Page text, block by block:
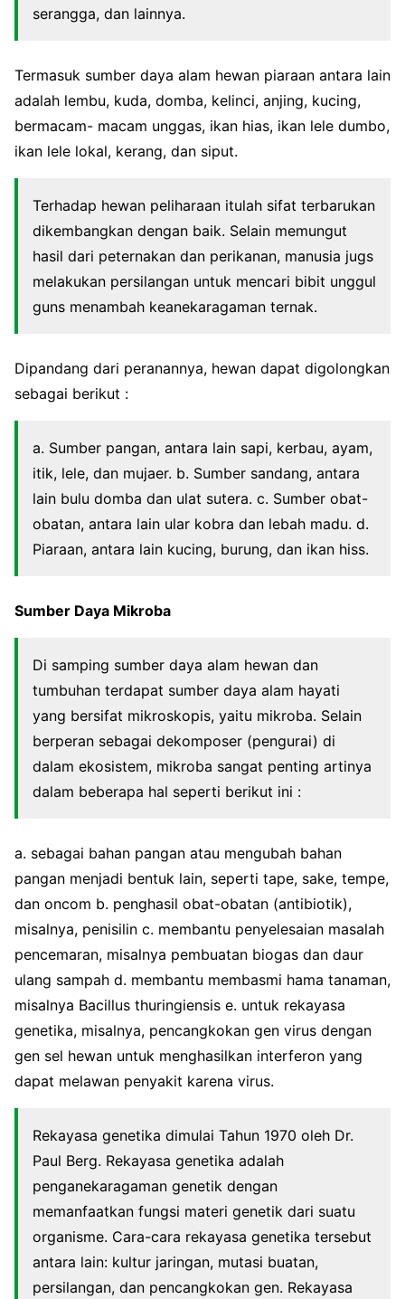
serangga, dan lainnya.
Termasuk sumber daya alam hewan piaraan antara lain
adalah lembu, kuda, domba, kelinci, anjing, kucing,
bermacam- macam unggas, ikan hias, ikan lele dumbo,
ikan lele lokal, kerang, dan siput.
Terhadap hewan peliharaan itulah sifat terbarukan
dikembangkan dengan baik. Selain memungut
hasil dari peternakan dan perikanan, manusia jugs
melakukan persilangan untuk mencari bibit unggul
guns menambah keanekaragaman ternak.
Dipandang dari peranannya, hewan dapat digolongkan
sebagai berikut :
a. Sumber pangan, antara lain sapi, kerbau, ayam,
itik, lele, dan mujaer. b. Sumber sandang, antara
lain bulu domba dan ulat sutera. c. Sumber obat-
obatan, antara lain ular kobra dan lebah madu. d.
Piaraan, antara lain kucing, burung, dan ikan hiss.
Sumber Daya Mikroba
Di samping sumber daya alam hewan dan
tumbuhan terdapat sumber daya alam hayati
yang bersifat mikroskopis, yaitu mikroba. Selain
berperan sebagai dekomposer (pengurai) di
dalam ekosistem, mikroba sangat penting artinya
dalam beberapa hal seperti berikut ini :
a. sebagai bahan pangan atau mengubah bahan
pangan menjadi bentuk lain, seperti tape, sake, tempe,
dan oncom b. penghasil obat-obatan (antibiotik),
misalnya, penisilin c. membantu penyelesaian masalah
pencemaran, misalnya pembuatan biogas dan daur
ulang sampah d. membantu membasmi hama tanaman,
misalnya Bacillus thuringiensis e. untuk rekayasa
genetika, misalnya, pencangkokan gen virus dengan
gen sel hewan untuk menghasilkan interferon yang
dapat melawan penyakit karena virus.
Rekayasa genetika dimulai Tahun 1970 oleh Dr.
Paul Berg. Rekayasa genetika adalah
penganekaragaman genetik dengan
memanfaatkan fungsi materi genetik dari suatu
organisme. Cara-cara rekayasa genetika tersebut
antara lain: kultur jaringan, mutasi buatan,
persilangan, dan pencangkokan gen. Rekayasa